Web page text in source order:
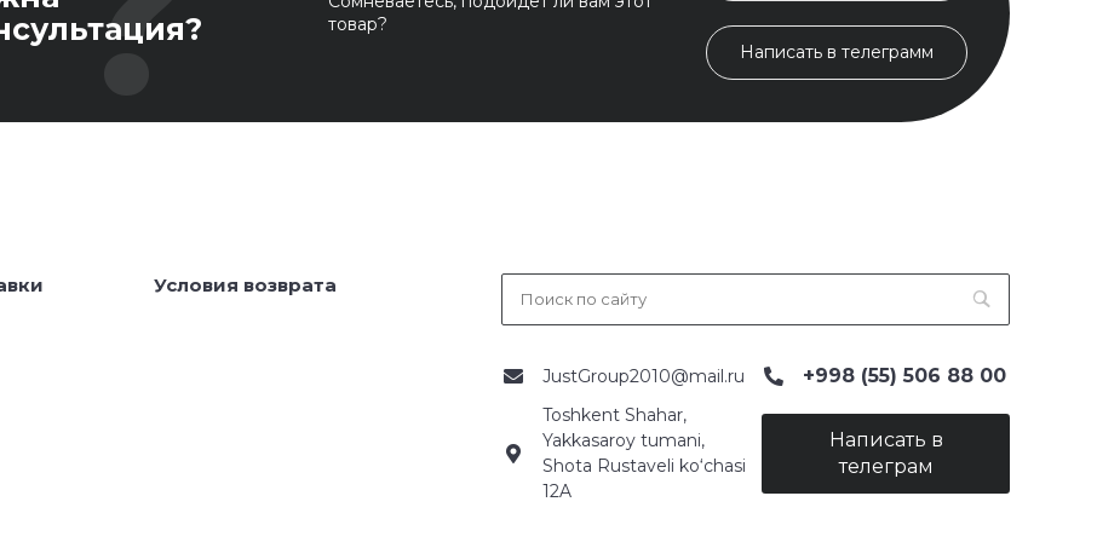
товар?
Написать в телеграмм
Условия возврата
JustGroup2010@mail.ru +998 (55) 506 88 00
Toshkent Shahar,
Yakkasaroy tumani,
Shota Rustaveli ko‘chasi
12A
Написать в
телеграм